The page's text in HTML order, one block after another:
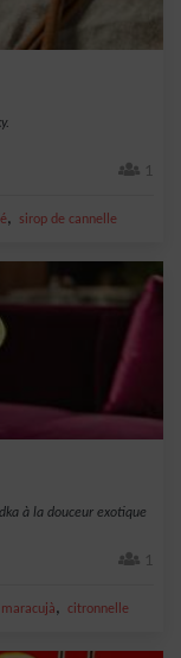
1
, sirop de cannelle
à la douceur exotique
1
, citronnelle